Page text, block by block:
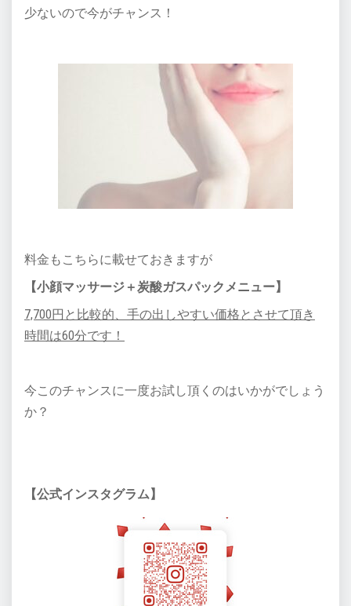
少ないので今がチャンス！
料金もこちらに載せておきますが
【小顔マッサージ＋炭酸ガスパックメニュー】
7,700円と比較的、手の出しやすい価格とさせて頂き
時間は60分です！
今このチャンスに一度お試し頂くのはいかがでしょう
か？
【公式インスタグラム】